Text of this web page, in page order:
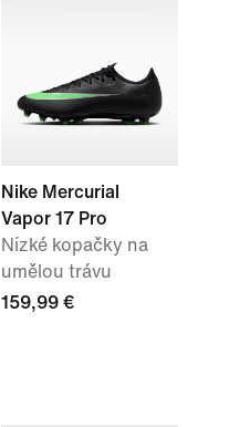
Nike Mercurial
Vapor 17 Pro
Nízké kopačky na
umělou trávu
159,99 €